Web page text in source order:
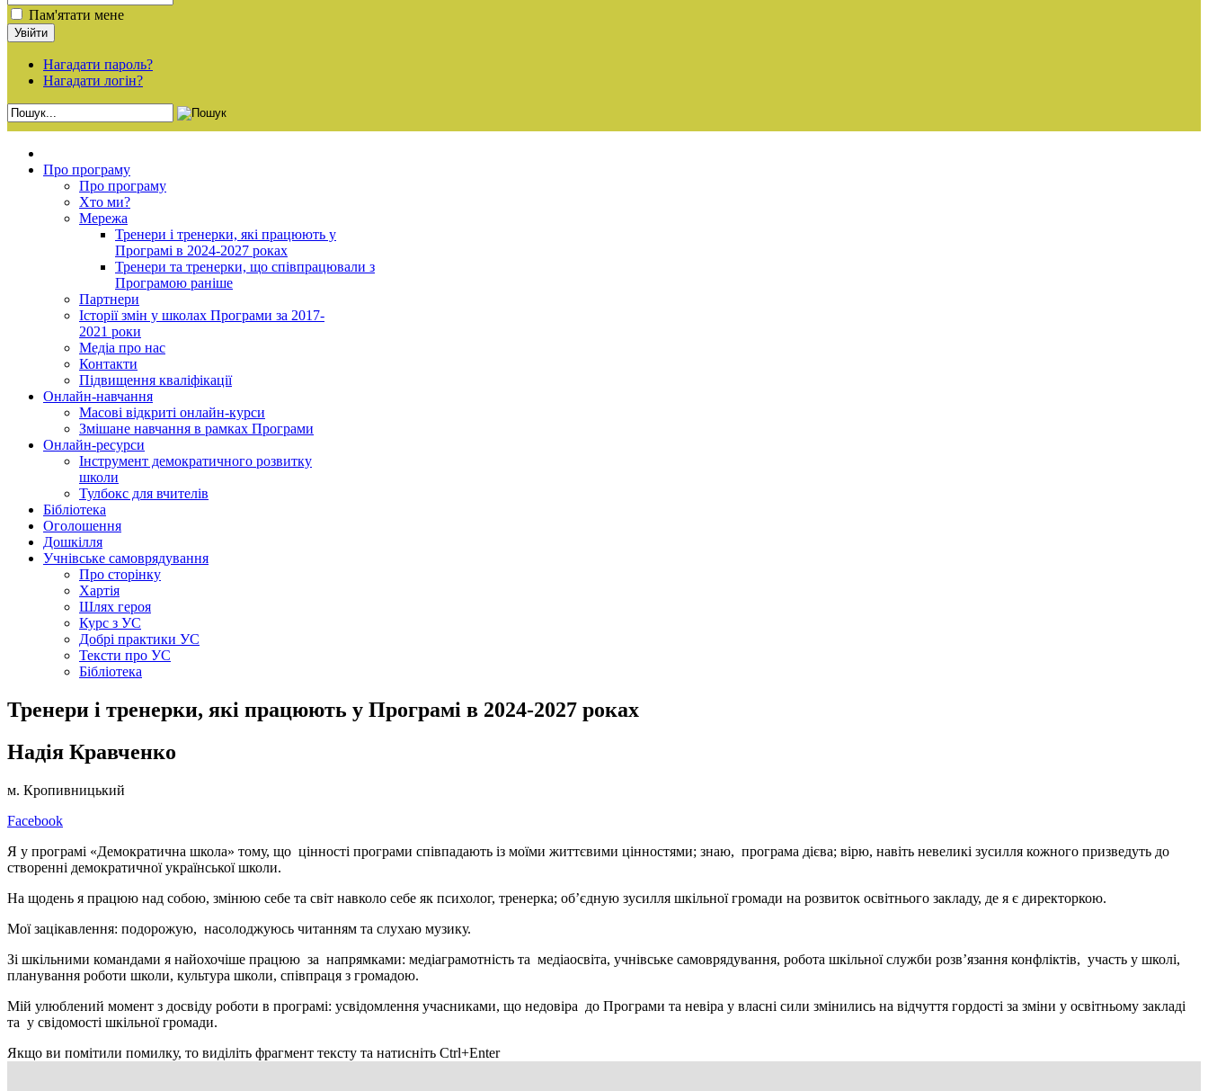
Пам'ятати мене
Нагадати пароль?
Нагадати логін?
Про програму
Про програму
Хто ми?
Мережа
Тренери і тренерки, які працюють у
Програмі в 2024-2027 роках
Тренери та тренерки, що співпрацювали з
Програмою раніше
Партнери
Історії змін у школах Програми за 2017-
2021 роки
Медіа про нас
Контакти
Підвищення кваліфікації
Онлайн-навчання
Масові відкриті онлайн-курси
Змішане навчання в рамках Програми
Онлайн-ресурси
Інструмент демократичного розвитку
школи
Тулбокс для вчителів
Бібліотека
Оголошення
Дошкілля
Учнівське самоврядування
Про сторінку
Хартія
Шлях героя
Курс з УС
Добрі практики УС
Тексти про УС
Бібліотека
Тренери і тренерки, які працюють у Програмі в 2024-2027 роках
Надія Кравченко
м. Кропивницький
Facebook
Я у програмі «Демократична школа» тому, що цінності програми співпадають із моїми життєвими цінностями; знаю, програма дієва; вірю, навіть невеликі зусилля кожного призведуть до
створенні демократичної української школи.
На щодень я працюю над собою, змінюю себе та світ навколо себе як психолог, тренерка; об’єдную зусилля шкільної громади на розвиток освітнього закладу, де я є директоркою.
Мої зацікавлення: подорожую, насолоджуюсь читанням та слухаю музику.
Зі шкільними командами я найохочіше працюю за напрямками: медіаграмотність та медіаосвіта, учнівське самоврядування, робота шкільної служби розв’язання конфліктів, участь у школі,
планування роботи школи, культура школи, співпраця з громадою.
Мій улюблений момент з досвіду роботи в програмі: усвідомлення учасниками, що недовіра до Програми та невіра у власні сили змінились на відчуття гордості за зміни у освітньому закладі
та у свідомості шкільної громади.
Якщо ви помітили помилку, то виділіть фрагмент тексту та натисніть Ctrl+Enter